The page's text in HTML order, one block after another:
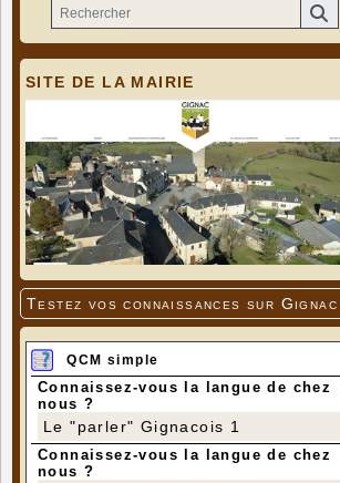
SITE DE LA MAIRIE
Testez vos connaissances sur Gignac
QCM simple
Connaissez-vous la langue de chez
nous ?
Le "parler" Gignacois 1
Connaissez-vous la langue de chez
nous ?